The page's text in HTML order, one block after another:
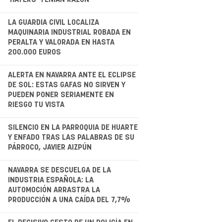
LA GUARDIA CIVIL LOCALIZA
MAQUINARIA INDUSTRIAL ROBADA EN
PERALTA Y VALORADA EN HASTA
200.000 EUROS
ALERTA EN NAVARRA ANTE EL ECLIPSE
DE SOL: ESTAS GAFAS NO SIRVEN Y
PUEDEN PONER SERIAMENTE EN
RIESGO TU VISTA
SILENCIO EN LA PARROQUIA DE HUARTE
Y ENFADO TRAS LAS PALABRAS DE SU
PÁRROCO, JAVIER AIZPÚN
NAVARRA SE DESCUELGA DE LA
INDUSTRIA ESPAÑOLA: LA
AUTOMOCIÓN ARRASTRA LA
PRODUCCIÓN A UNA CAÍDA DEL 7,7%